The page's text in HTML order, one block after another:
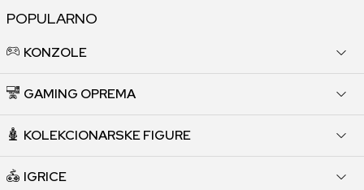
POPULARNO
KONZOLE
GAMING OPREMA
KOLEKCIONARSKE FIGURE
IGRICE